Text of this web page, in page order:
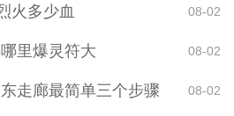
火多少血 08-02
里爆灵符大 08-02
走廊最简单三个步骤 08-02